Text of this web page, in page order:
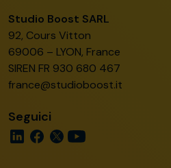
Studio Boost SARL
92, Cours Vitton
69006 – LYON, France
SIREN FR 930 680 467
france@studioboost.it
Seguici